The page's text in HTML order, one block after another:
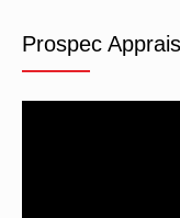
Prospec